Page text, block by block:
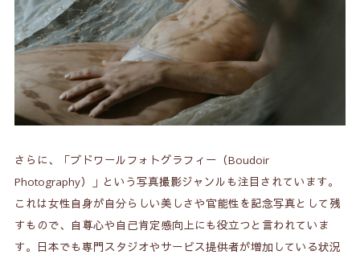
さらに、「ブドワールフォトグラフィー（Boudoir
Photography）」という写真撮影ジャンルも注目されています。
これは女性自身が自分らしい美しさや官能性を記念写真として残
すもので、自尊心や自己肯定感向上にも役立つと言われていま
す。日本でも専門スタジオやサービス提供者が増加している状況